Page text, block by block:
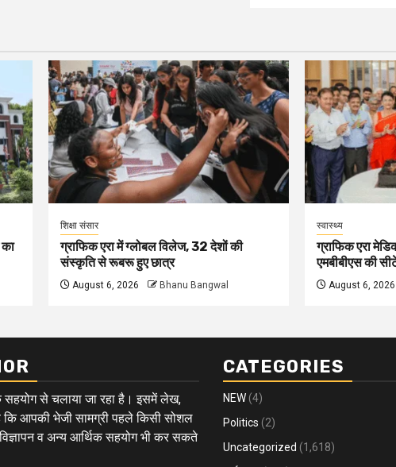
शिक्षा संसार
ग्राफिक एरा में ग्लोबल विलेज, 32 देशों की
संस्कृति से रूबरू हुए छात्र
August 6, 2026 Bhanu Bangwal
स्वास्थ्य
ग्राफिक एरा
एमबीबीएस की
August 6, 2026
सहयोग से चलाया जा रहा है। इसमें लेख,
कि आपकी भेजी सामग्री पहले किसी सोशल
व अन्य आर्थिक सहयोग भी कर सकते
CATEGORIES
NEW (4)
Politics (2)
Uncategorized (1,618)